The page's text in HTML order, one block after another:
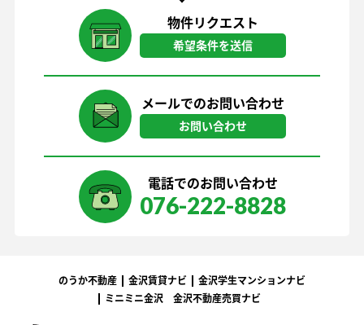
物件リクエスト
希望条件を送信
メールでのお問い合わせ
お問い合わせ
電話でのお問い合わせ
076-222-8828
のうか不動産 金沢賃貸ナビ
金沢学生マンションナビ
ミニミニ金沢
金沢不動産売買ナビ